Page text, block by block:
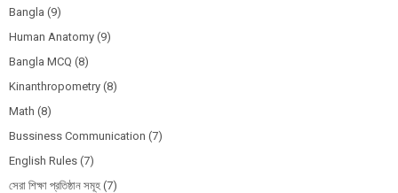
Bangla (9)
Human Anatomy (9)
Bangla MCQ (8)
Kinanthropometry (8)
Math (8)
Bussiness Communication (7)
English Rules (7)
সেরা শিক্ষা প্রতিষ্ঠান সমূহ (7)